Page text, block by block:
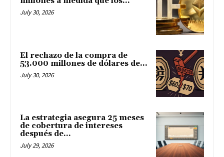
July 30, 2026
El rechazo de la compra de
53.000 millones de dólares de...
July 30, 2026
La estrategia asegura 25 meses
de cobertura de intereses
después de...
July 29, 2026